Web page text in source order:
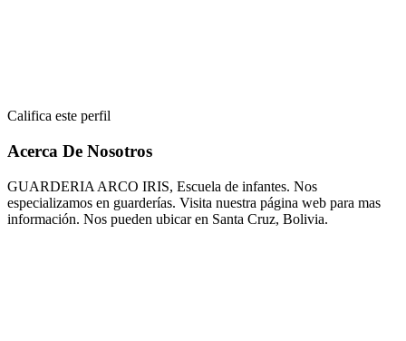
Califica este perfil
Acerca De Nosotros
GUARDERIA ARCO IRIS, Escuela de infantes. Nos
especializamos en guarderías. Visita nuestra página web para mas
información. Nos pueden ubicar en Santa Cruz, Bolivia.